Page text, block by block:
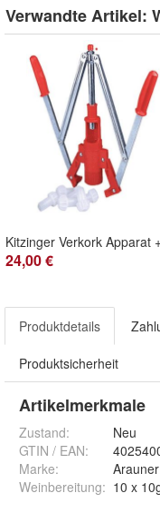
Verwandte Artikel:
24,00 €
Produktdetails
Produktsicherheit
Artikelmerkmale
Zustand:
Neu
GTIN / EAN:
Marke:
Arauner
Weinbereitung: 10 x